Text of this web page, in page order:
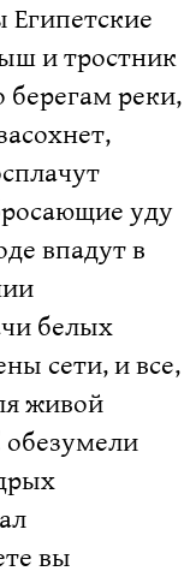
и тростник
реки,
уду
впадут в
белых
сети, и все,
живой
обезумели
вы